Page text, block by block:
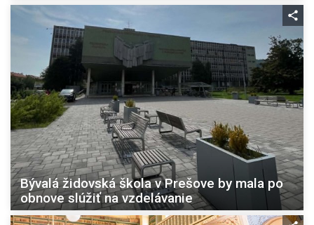
Bývalá židovská škola v Prešove by mala po
obnove slúžiť na vzdelávanie